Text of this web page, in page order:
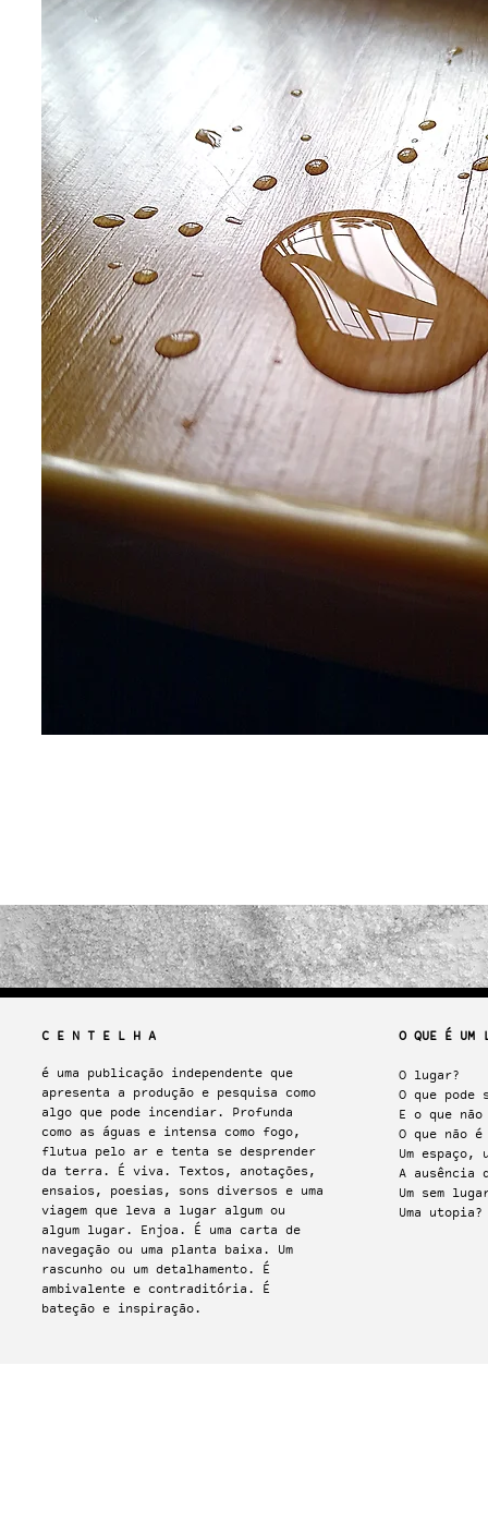
C E N T E L H A
é uma publicação independente que
apresenta a produção e pesquisa como
algo que pode incendiar. Profunda
como as águas e intensa como fogo,
flutua pelo ar e tenta se desprender
da terra. É viva. Textos, anotações,
ensaios, poesias, sons diversos e uma
viagem que leva a lugar algum ou
algum lugar. Enjoa. É uma carta de
navegação ou uma planta baixa. Um
rascunho ou um detalhamento. É
ambivalente e contraditória. É
bateção e inspiração.
O QUE É
O lugar?
O que pode
E o que não
O que não
Um
A ausência
Um sem
Uma utopia?